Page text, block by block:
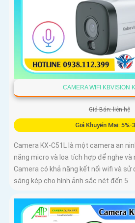
CAMERA WIFI KBVISION
Giá Bán: liên hệ
Giá Khuyến Mại: 5%-
Camera KX-C51L là một camera an
năng micro và loa tích hợp để nghe và
Camera có khả năng kết nối wifi và sử
sáng kép cho hình ảnh sắc nét đến 5